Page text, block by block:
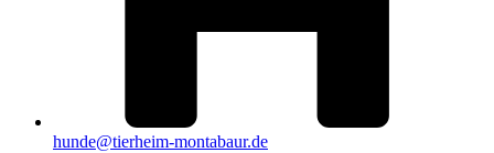
hunde@tierheim-montabaur.de